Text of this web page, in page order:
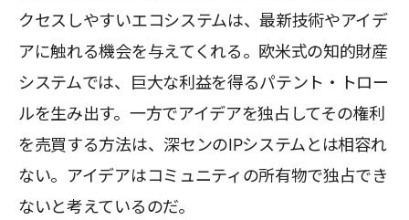
クセスしやすいエコシステムは、最新技術やアイデ
アに触れる機会を与えてくれる。欧米式の知的財産
システムでは、巨大な利益を得るパテント・トロー
ルを生み出す。一方でアイデアを独占してその権利
を売買する方法は、深センのIPシステムとは相容れ
ない。アイデアはコミュニティの所有物で独占でき
ないと考えているのだ。